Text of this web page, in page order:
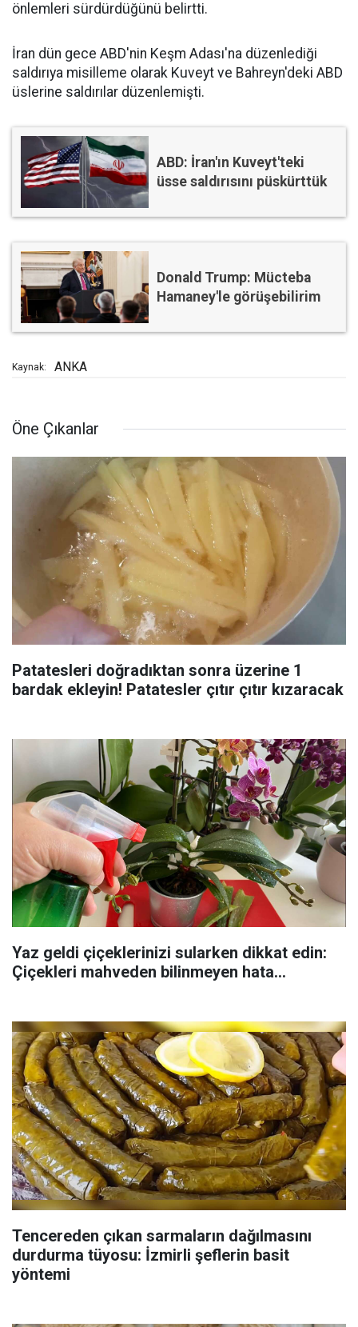
önlemleri sürdürdüğünü belirtti.
İran dün gece ABD'nin Keşm Adası'na düzenlediği
saldırıya misilleme olarak Kuveyt ve Bahreyn'deki ABD
üslerine saldırılar düzenlemişti.
ABD: İran'ın Kuveyt'teki
üsse saldırısını püskürttük
Donald Trump: Mücteba
Hamaney'le görüşebilirim
Kaynak: ANKA
Öne Çıkanlar
Patatesleri doğradıktan sonra üzerine 1
bardak ekleyin! Patatesler çıtır çıtır kızaracak
Yaz geldi çiçeklerinizi sularken dikkat edin:
Çiçekleri mahveden bilinmeyen hata...
Tencereden çıkan sarmaların dağılmasını
durdurma tüyosu: İzmirli şeflerin basit
yöntemi